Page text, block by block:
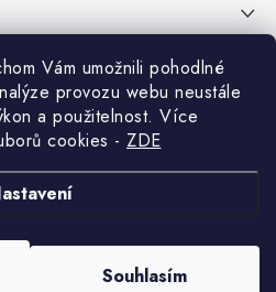
Vám umožnili pohodlné
provozu webu neustále
a použitelnost. Více
cookies - ZDE
Souhlasím
ul.
Rybníku
. Všechna práva vyhrazena.